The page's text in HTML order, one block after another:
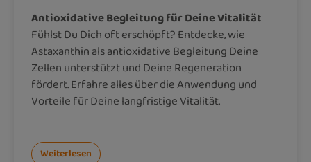
Antioxidative Begleitung für Deine Vitalität
Fühlst Du Dich oft erschöpft? Entdecke, wie
Astaxanthin als antioxidative Begleitung Deine
Zellen unterstützt und Deine Regeneration
fördert. Erfahre alles über die Anwendung und
Vorteile für Deine langfristige Vitalität.
Weiterlesen